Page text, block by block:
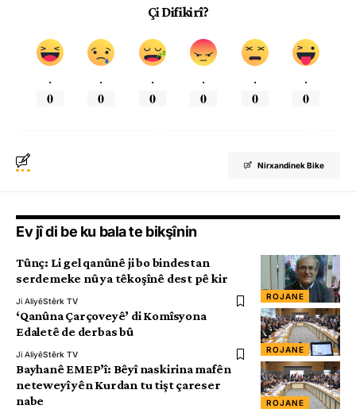
Çi Difikirî?
.
0
.
0
.
0
.
0
.
0
.
0
Nirxandinek Bike
Ev jî di be ku bala te bikşînin
ROJANE
Tûnç: Li gel qanûnê ji bo bindestan
serdemeke nû ya têkoşînê dest pê kir
Ji AliyêStêrk TV
ROJANE
‘Qanûna Çarçoveyê’ di Komîsyona
Edaletê de derbas bû
Ji AliyêStêrk TV
ROJANE
Bayhanê EMEP’î: Bêyî naskirina mafên
neteweyî yên Kurdan tu tişt çareser
nabe